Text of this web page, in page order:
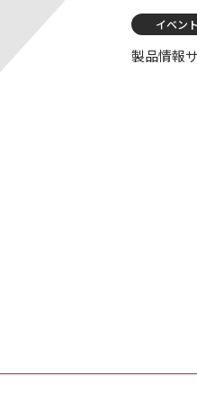
イベント
製品情報